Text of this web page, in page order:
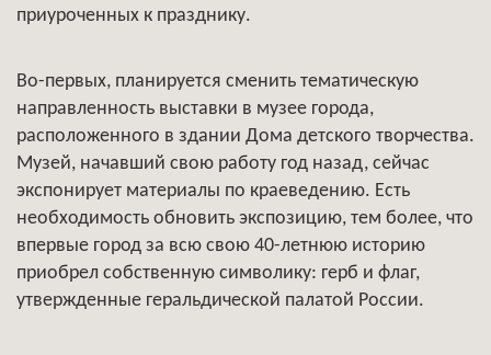
приуроченных к празднику.
Во-первых, планируется сменить тематическую
направленность выставки в музее города,
расположенного в здании Дома детского творчества.
Музей, начавший свою работу год назад, сейчас
экспонирует материалы по краеведению. Есть
необходимость обновить экспозицию, тем более, что
впервые город за всю свою 40-летнюю историю
приобрел собственную символику: герб и флаг,
утвержденные геральдической палатой России.